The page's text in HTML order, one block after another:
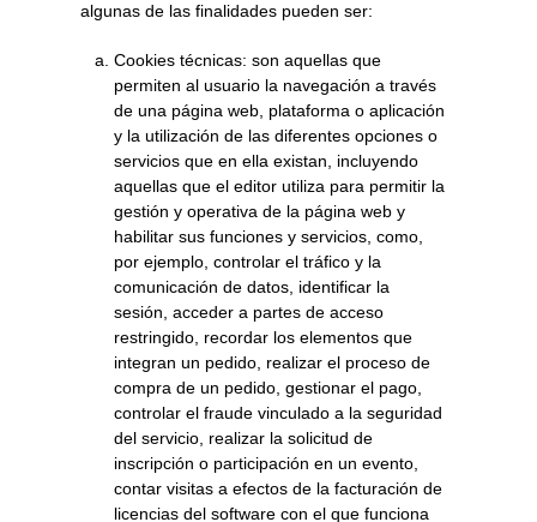
algunas de las finalidades pueden ser:
Cookies técnicas: son aquellas que
permiten al usuario la navegación a través
de una página web, plataforma o aplicación
y la utilización de las diferentes opciones o
servicios que en ella existan, incluyendo
aquellas que el editor utiliza para permitir la
gestión y operativa de la página web y
habilitar sus funciones y servicios, como,
por ejemplo, controlar el tráfico y la
comunicación de datos, identificar la
sesión, acceder a partes de acceso
restringido, recordar los elementos que
integran un pedido, realizar el proceso de
compra de un pedido, gestionar el pago,
controlar el fraude vinculado a la seguridad
del servicio, realizar la solicitud de
inscripción o participación en un evento,
contar visitas a efectos de la facturación de
licencias del software con el que funciona